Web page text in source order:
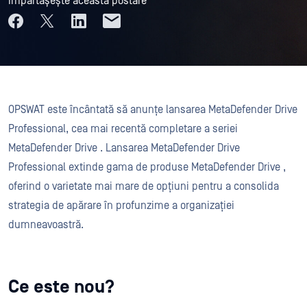
OPSWAT este încântată să anunțe lansarea MetaDefender Drive
Professional, cea mai recentă completare a seriei
MetaDefender Drive . Lansarea MetaDefender Drive
Professional extinde gama de produse MetaDefender Drive ,
oferind o varietate mai mare de opțiuni pentru a consolida
strategia de apărare în profunzime a organizației
dumneavoastră.
Ce este nou?